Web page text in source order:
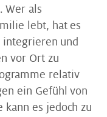
Wer als
lebt, hat es
integrieren und
vor Ort zu
relativ
ein Gefühl von
es jedoch zu